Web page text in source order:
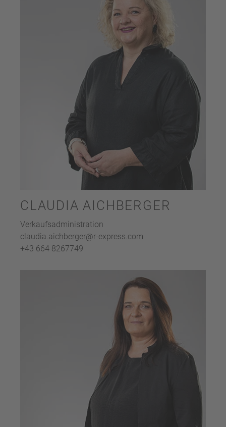
CLAUDIA AICHBERGER
Verkaufsadministration
claudia.aichberger@r-express.com
+43 664 8267749